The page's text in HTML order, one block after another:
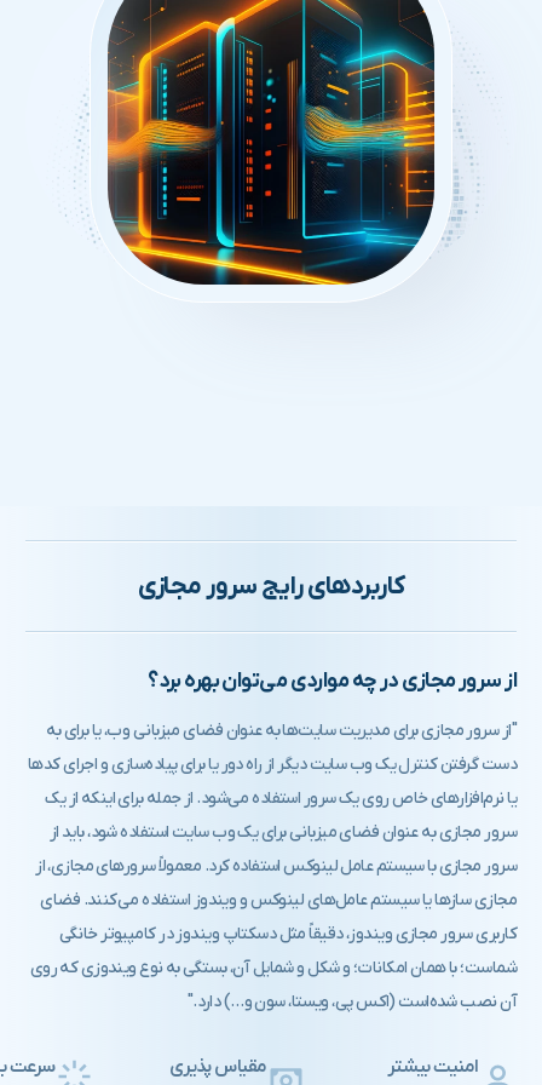
کاربردهای رایج سرور مجازی
از سرور مجازی در چه مواردی می‌توان بهره برد؟
"از سرور مجازی برای مدیریت سایت‌ها به عنوان فضای میزبانی وب، یا برای به
دست گرفتن کنترل یک وب سایت دیگر از راه دور یا برای پیاده‌سازی و اجرای کدها
یا نرم‌افزارهای خاص روی یک سرور استفاده می‌شود. از جمله برای اینکه از یک
سرور مجازی به عنوان فضای میزبانی برای یک وب سایت استفاده شود، باید از
سرور مجازی با سیستم عامل لینوکس استفاده کرد. معمولاً سرورهای مجازی، از
مجازی سازها یا سیستم عامل‌های لینوکس و ویندوز استفاده می‌کنند. فضای
کاربری سرور مجازی ویندوز، دقیقاً مثل دسکتاپ ویندوز در کامپیوتر خانگی
شماست؛ با همان امکانات؛ و شکل و شمایل آن، بستگی به نوع ویندوزی که روی
آن نصب شده‌است (اکس پی، ویستا، سون و…) دارد."
امنیت بیشتر مقیاس پذیری سرعت